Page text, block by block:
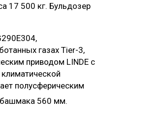
17 500 кг. Бульдозер
газах Tier-3,
приводом LINDE с
полусферическим
башмака 560 мм.